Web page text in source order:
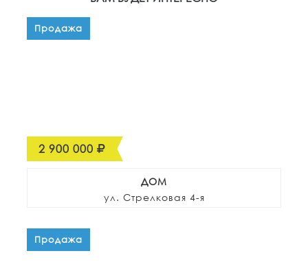
Продажа
2 900 000
ДОМ
ул. Стрелковая 4-я
Продажа